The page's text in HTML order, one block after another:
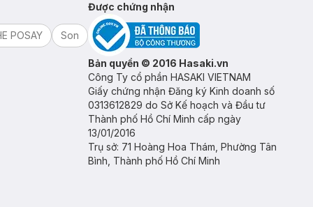
POSAY
Son
Được chứng nhận
Bản quyền © 2016 Hasaki.vn
Công Ty cổ phần HASAKI VIETNAM
Giấy chứng nhận Đăng ký Kinh doanh số
0313612829 do Sở Kế hoạch và Đầu tư
Thành phố Hồ Chí Minh cấp ngày
13/01/2016
Trụ sở: 71 Hoàng Hoa Thám, Phường Tân
Bình, Thành phố Hồ Chí Minh